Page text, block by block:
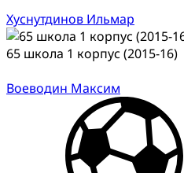
Хуснутдинов Ильмар
65 школа 1 корпус (2015-16)
Воеводин Максим